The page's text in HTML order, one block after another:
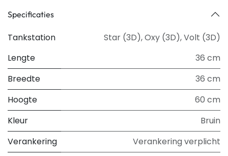
Specificaties
Tankstation Star (3D),Oxy (3D),Volt (3D)
Lengte
36 cm
Breedte
36 cm
Hoogte
60 cm
Kleur
Bruin
Verankering
Verankering verplicht